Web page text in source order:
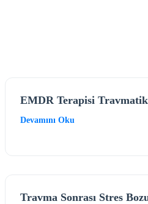
EMDR Terapisi Travmatik
Devamını Oku
Travma Sonrası Stres